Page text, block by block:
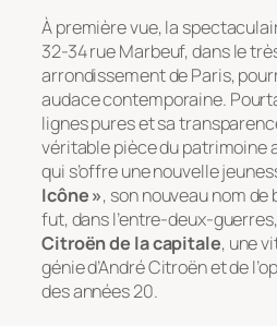
À première vue, la
32-34 rue Marbeuf, dans le
arrondissement de Paris,
audace contemporaine.
lignes pures et sa
véritable pièce du patrimoine
qui s’offre une nouvelle
Icône », son nouveau nom
fut, dans l’entre-deux-guerres,
Citroën de la capitale, une
génie d’André Citroën et de
des années 20.